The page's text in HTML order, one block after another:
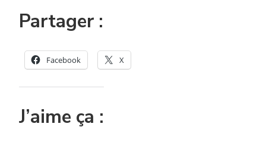
Partager :
Facebook X
J’aime ça :